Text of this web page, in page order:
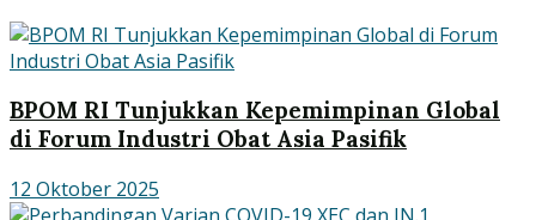
BPOM RI Tunjukkan Kepemimpinan Global
di Forum Industri Obat Asia Pasifik
12 Oktober 2025